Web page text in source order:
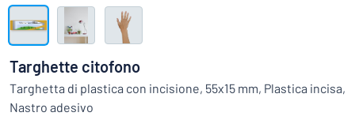
quello che stai cercando? Avvia la progettazione della
Visualizza tutte le categorie
Richiedi
preventivo
Login
Servizio
Targhette citofono
Targhetta di plastica con incisione, 55x15 mm, Plastica incisa,
Nastro adesivo